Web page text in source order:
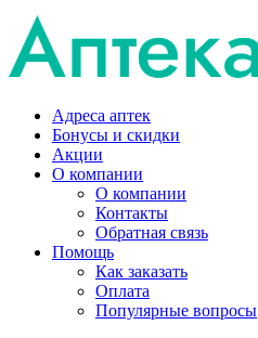
Адреса аптек
Бонусы и скидки
Акции
О компании
О компании
Контакты
Обратная связь
Помощь
Как заказать
Оплата
Популярные вопросы